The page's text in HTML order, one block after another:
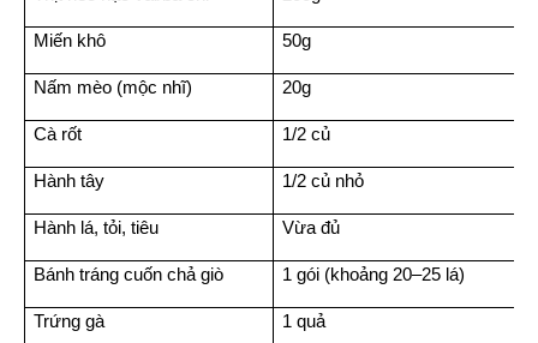
Miến khô 50g
Nấm mèo (mộc nhĩ) 20g
Cà rốt 1/2 củ
Hành tây 1/2 củ nhỏ
Hành lá, tỏi, tiêu Vừa đủ
Bánh tráng cuốn chả giò 1 gói (khoảng 20–25 lá)
Trứng gà 1 quả